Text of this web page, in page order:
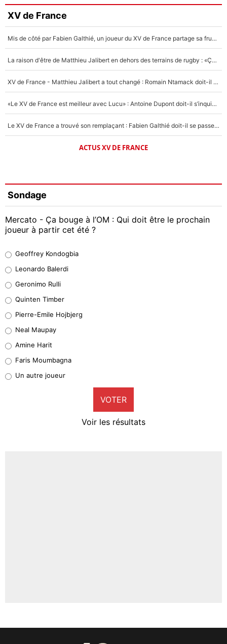
XV de France
Mis de côté par Fabien Galthié, un joueur du XV de France partage sa frustration : «ils ne me l’ont pas dit tout de suite»
La raison d'être de Matthieu Jalibert en dehors des terrains de rugby : «Ça m'atteint autant que si tu touches à un membre de ma famille»
XV de France - Matthieu Jalibert a tout changé : Romain Ntamack doit-il s’inquiéter pour sa place à un an de la Coupe du monde ?
«Le XV de France est meilleur avec Lucu» : Antoine Dupont doit-il s’inquiéter pour sa place ?
Le XV de France a trouvé son remplaçant : Fabien Galthié doit-il se passer d'Antoine Dupont ?
ACTUS XV DE FRANCE
Sondage
Mercato - Ça bouge à l’OM : Qui doit être le prochain
joueur à partir cet été ?
38%
32%
5%
1%
9%
Geoffrey Kondogbia
Leonardo Balerdi
Geronimo Rulli
Quinten Timber
Pierre-Emile Hojbjerg
Neal Maupay
Amine Harit
Faris Moumbagna
Un autre joueur
VOTER
Voir les résultats